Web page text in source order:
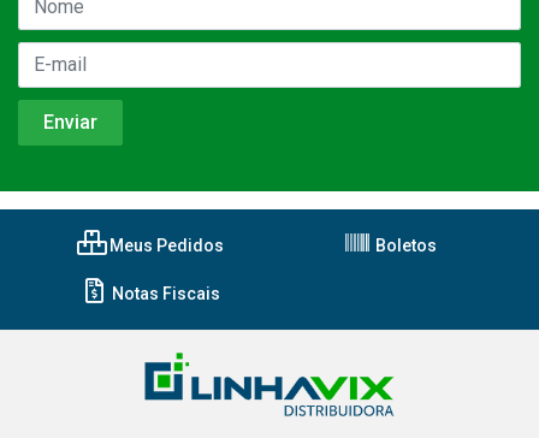
Meus Pedidos Boletos
Notas Fiscais